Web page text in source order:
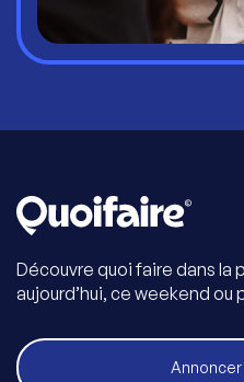
Découvre quoi faire dans la
aujourd’hui, ce weekend ou